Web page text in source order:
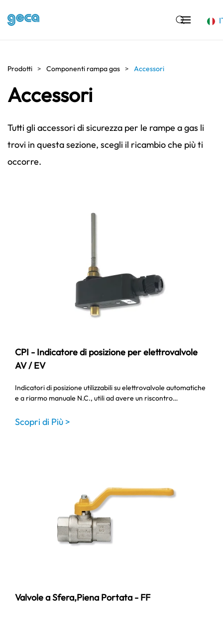
Prodotti Componenti rampa gas Accessori
Accessori
Tutti gli accessori di sicurezza per le rampe a gas li
trovi in questa sezione, scegli il ricambio che più ti
occorre.
CPI - Indicatore di posizione per elettrovalvole
AV / EV
Indicatori di posizione utilizzabili su elettrovalvole automatiche
e a riarmo manuale N.C., utili ad avere un riscontro…
Scopri di Più >
Valvole a Sfera,Piena Portata - FF